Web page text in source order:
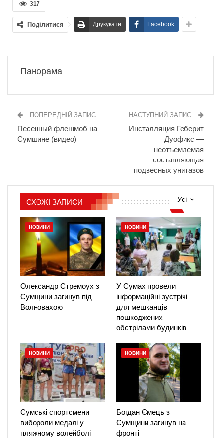
317
Поділитися Друкувати Facebook
Панорама
ПОПЕРЕДНІЙ ЗАПИС
Песенный флешмоб на
Сумщине (видео)
НАСТУПНИЙ ЗАПИС
Инсталляция Геберит
Дуофикс —
неотъемлемая
составляющая
подвесных унитазов
Усі
СХОЖІ ЗАПИСИ
НОВИНИ
Олександр Стремоух з
Сумщини загинув під
Волновахою
НОВИНИ
У Сумах провели
інформаційні зустрічі
для мешканців
пошкоджених
обстрілами будинків
НОВИНИ
Сумські спортсмени
вибороли медалі у
пляжному волейболі
НОВИНИ
Богдан Ємець з
Сумщини загинув на
фронті